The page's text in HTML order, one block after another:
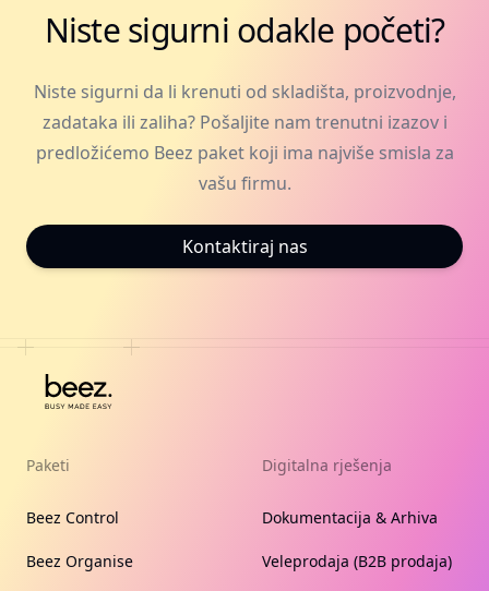
Niste sigurni odakle početi?
Niste sigurni da li krenuti od skladišta, proizvodnje,
zadataka ili zaliha? Pošaljite nam trenutni izazov i
predložićemo Beez paket koji ima najviše smisla za
vašu firmu.
Kontaktiraj nas
Paketi
Beez Control
Beez Organise
Digitalna rješenja
Dokumentacija & Arhiva
Veleprodaja (B2B prodaja)